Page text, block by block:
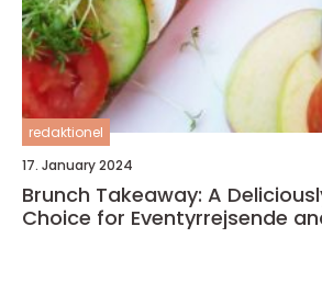
redaktionel
17. January 2024
Brunch Takeaway: A
Choice for Eventyrrejsende